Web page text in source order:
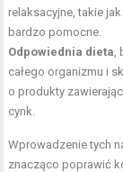
relaksacyjne, takie
bardzo pomocne.
Odpowiednia dieta
całego organizmu i
o produkty
cynk.
Wprowadzenie tych
znacząco poprawić